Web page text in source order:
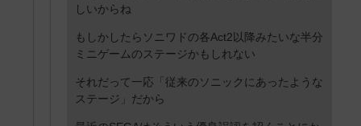
しいからね
もしかしたらソニワドの各Act2以降みたいな半分
ミニゲームのステージかもしれない
それだって一応「従来のソニックにあったような
ステージ」だから